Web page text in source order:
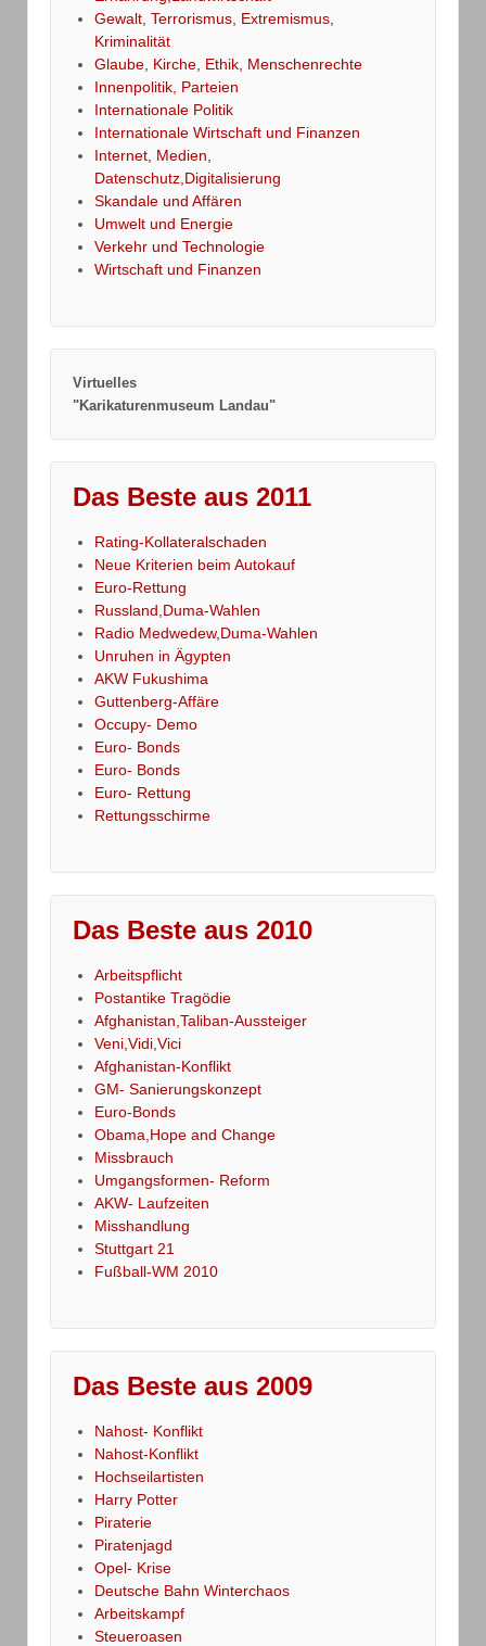
Gewalt, Terrorismus, Extremismus,
Kriminalität
Glaube, Kirche, Ethik, Menschenrechte
Innenpolitik, Parteien
Internationale Politik
Internationale Wirtschaft und Finanzen
Internet, Medien,
Datenschutz,Digitalisierung
Skandale und Affären
Umwelt und Energie
Verkehr und Technologie
Wirtschaft und Finanzen
Virtuelles
"Karikaturenmuseum Landau"
Das Beste aus 2011
Rating-Kollateralschaden
Neue Kriterien beim Autokauf
Euro-Rettung
Russland,Duma-Wahlen
Radio Medwedew,Duma-Wahlen
Unruhen in Ägypten
AKW Fukushima
Guttenberg-Affäre
Occupy- Demo
Euro- Bonds
Euro- Bonds
Euro- Rettung
Rettungsschirme
Das Beste aus 2010
Arbeitspflicht
Postantike Tragödie
Afghanistan,Taliban-Aussteiger
Veni,Vidi,Vici
Afghanistan-Konflikt
GM- Sanierungskonzept
Euro-Bonds
Obama,Hope and Change
Missbrauch
Umgangsformen- Reform
AKW- Laufzeiten
Misshandlung
Stuttgart 21
Fußball-WM 2010
Das Beste aus 2009
Nahost- Konflikt
Nahost-Konflikt
Hochseilartisten
Harry Potter
Piraterie
Piratenjagd
Opel- Krise
Deutsche Bahn Winterchaos
Arbeitskampf
Steueroasen